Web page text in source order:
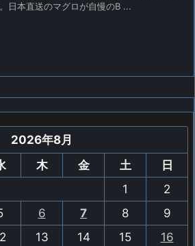
日本直送のマグロが自慢のB ...
2026年8月
木 金 土
日
1
2
6 7 8
9
13 14 15
16